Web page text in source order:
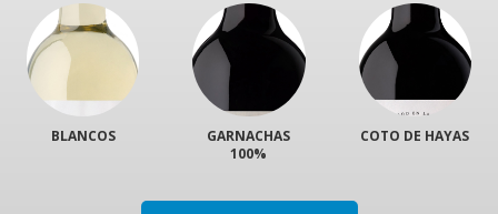
BLANCOS
GARNACHAS
100%
COTO DE HAYAS